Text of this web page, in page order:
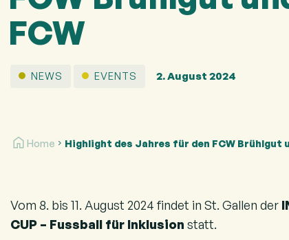
FCW
NEWS EVENTS 2. August 2024
Home Highlight des Jahres für den FCW Brühlgut
Vom 8. bis 11. August 2024 findet in St. Gallen der
CUP – Fussball für Inklusion statt.